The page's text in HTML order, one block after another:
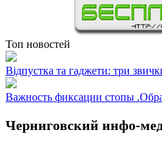
Топ новостей
Відпустка та гаджети: три
Важность фиксации стопы
Черниговский инфо-